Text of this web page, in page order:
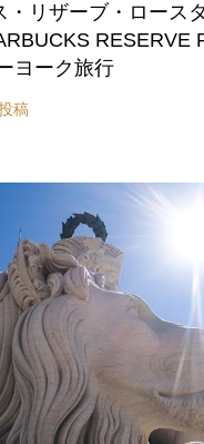
・リザーブ・ロース
RESERVE
ヨーク旅行
稿